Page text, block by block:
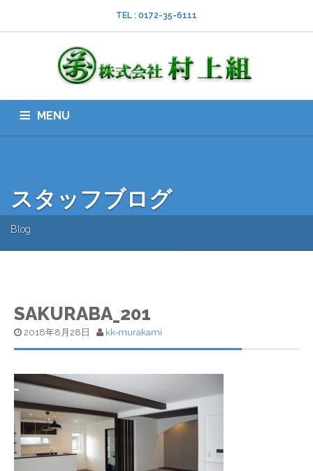
TEL : 0172-35-6111
MENU
スタッフブログ
Blog
SAKURABA_201
2018年8月28日 kk-murakami